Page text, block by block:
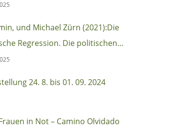
und Michael Zürn (2021):Die
Regression. Die politischen
autoritären Populismus
24. 8. bis 01. 09. 2024
in Not – Camino Olvidado